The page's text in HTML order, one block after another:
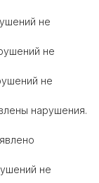
не
не
не
нарушения.
не